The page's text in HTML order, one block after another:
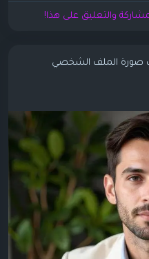
والتعليق على هذا!
صورة الملف الشخصي